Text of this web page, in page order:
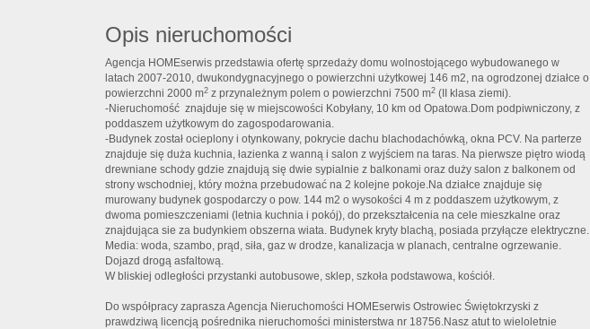
Opis nieruchomości
Agencja HOMEserwis przedstawia ofertę sprzedaży domu wolnostojącego wybudowanego w
latach 2007-2010, dwukondygnacyjnego o powierzchni użytkowej 146 m2, na ogrodzonej działce o
powierzchni 2000 m2 z przynależnym polem o powierzchni 7500 m2 (II klasa ziemi).
-Nieruchomość znajduje się w miejscowości Kobyłany, 10 km od Opatowa.Dom podpiwniczony, z
poddaszem użytkowym do zagospodarowania.
-Budynek został ocieplony i otynkowany, pokrycie dachu blachodachówką, okna PCV. Na parterze
znajduje się duża kuchnia, łazienka z wanną i salon z wyjściem na taras. Na pierwsze piętro wiodą
drewniane schody gdzie znajdują się dwie sypialnie z balkonami oraz duży salon z balkonem od
strony wschodniej, który można przebudować na 2 kolejne pokoje.Na działce znajduje się
murowany budynek gospodarczy o pow. 144 m2 o wysokości 4 m z poddaszem użytkowym, z
dwoma pomieszczeniami (letnia kuchnia i pokój), do przekształcenia na cele mieszkalne oraz
znajdująca sie za budynkiem obszerna wiata. Budynek kryty blachą, posiada przyłącze elektryczne.
Media: woda, szambo, prąd, siła, gaz w drodze, kanalizacja w planach, centralne ogrzewanie.
Dojazd drogą asfaltową.
W bliskiej odległości przystanki autobusowe, sklep, szkoła podstawowa, kościół.
Do współpracy zaprasza Agencja Nieruchomości HOMEserwis Ostrowiec Świętokrzyski z
prawdziwą licencją pośrednika nieruchomości ministerstwa nr 18756.Nasz atut to wieloletnie